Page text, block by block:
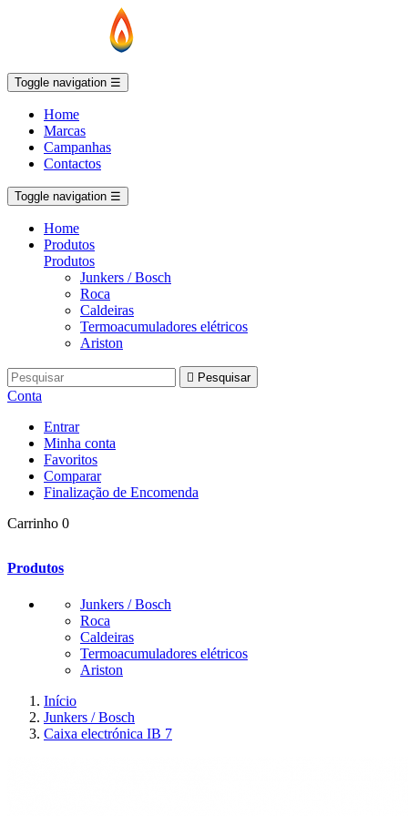
Toggle navigation ☰
Home
Marcas
Campanhas
Contactos
Toggle navigation ☰
Home
Produtos
Produtos
Junkers / Bosch
Roca
Caldeiras
Termoacumuladores elétricos
Ariston
 Pesquisar
Conta
Entrar
Minha conta
Favoritos
Comparar
Finalização de Encomenda
Carrinho 0
Produtos
Junkers / Bosch
Roca
Caldeiras
Termoacumuladores elétricos
Ariston
Início
Junkers / Bosch
Caixa electrónica IB 7